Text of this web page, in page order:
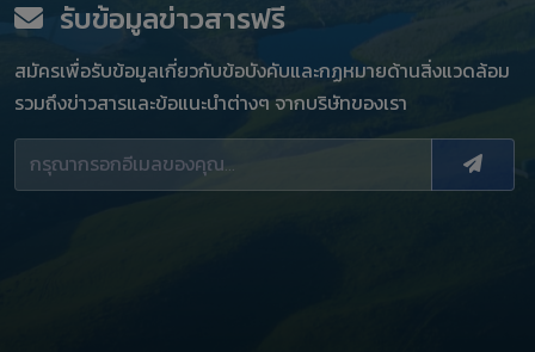
รับข้อมูลข่าวสารฟรี
สมัครเพื่อรับข้อมูลเกี่ยวกับข้อบังคับและกฏหมายด้านสิ่งแวดล้อม
รวมถึงข่าวสารและข้อแนะนำต่างๆ จากบริษัทของเรา